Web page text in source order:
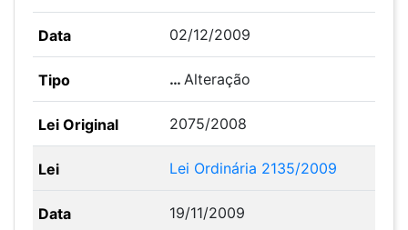
02/12/2009
…Alteração
2075/2008
Lei Ordinária 2135/2009
19/11/2009